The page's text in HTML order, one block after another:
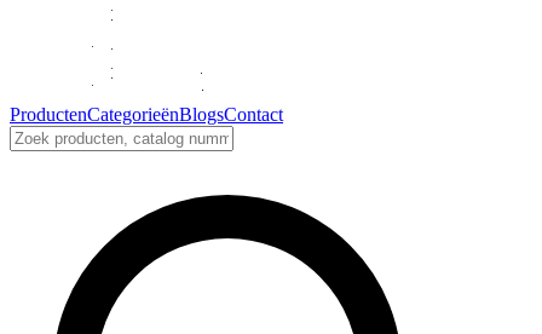
ProductenCategorieënBlogsContact